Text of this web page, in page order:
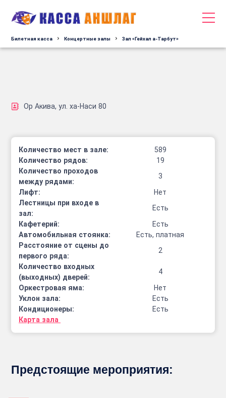
Билетная касса Концертные залы Зал «Гейхал а-Тарбут»
Ор Акива, ул. ха-Наси 80
Количество мест в зале:
589
Количество рядов:
19
Количество проходов
между рядами:
3
Лифт:
Нет
Лестницы при входе в
зал:
Есть
Кафетерий:
Есть
Автомобильная стоянка:
Есть, платная
Расстояние от сцены до
первого ряда:
2
Количество входных
(выходных) дверей:
4
Оркестровая яма:
Нет
Уклон зала:
Есть
Кондиционеры:
Есть
Карта зала
Предстоящие мероприятия: